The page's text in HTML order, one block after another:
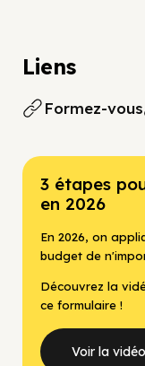
Liens
Formez-vous
3 étapes
en 2026
En 2026, on
budget de
Découvrez la
ce formulaire !
Voir la vidéo